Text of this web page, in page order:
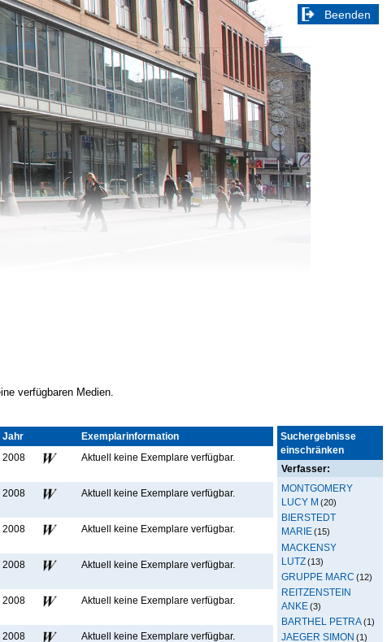
Beenden
verfügbaren Medien.
Suchergebnisse
einschränken
Verfasser:
MONTGOMERY
LUCY M (20)
BIERSTEDT
MARIE(15)
MACKENSY
LUTZ(13)
GRUPPE MARC (12)
REITZENSTEIN
ANKE(3)
BARTHEL PETRA(1)
JAEGER SIMON (1)
Jahr
Exemplarinformation
2008 Aktuell keine Exemplare verfügbar.
2008 Aktuell keine Exemplare verfügbar.
2008 Aktuell keine Exemplare verfügbar.
2008 Aktuell keine Exemplare verfügbar.
2008 Aktuell keine Exemplare verfügbar.
2008 Aktuell keine Exemplare verfügbar.